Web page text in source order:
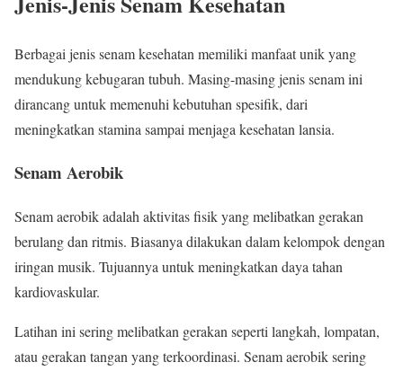
Berbagai jenis senam kesehatan memiliki manfaat unik yang
mendukung kebugaran tubuh. Masing-masing jenis senam ini
dirancang untuk memenuhi kebutuhan spesifik, dari
meningkatkan stamina sampai menjaga kesehatan lansia.
Senam Aerobik
Senam aerobik adalah aktivitas fisik yang melibatkan gerakan
berulang dan ritmis. Biasanya dilakukan dalam kelompok dengan
iringan musik. Tujuannya untuk meningkatkan daya tahan
kardiovaskular.
Latihan ini sering melibatkan gerakan seperti langkah, lompatan,
atau gerakan tangan yang terkoordinasi. Senam aerobik sering